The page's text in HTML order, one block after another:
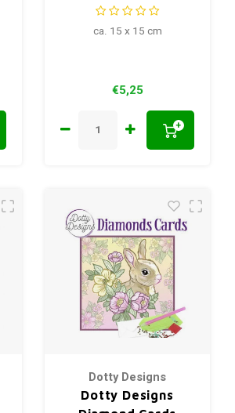
ca. 15 x 15 cm
€5,25
+
Dotty Designs
Dotty Designs